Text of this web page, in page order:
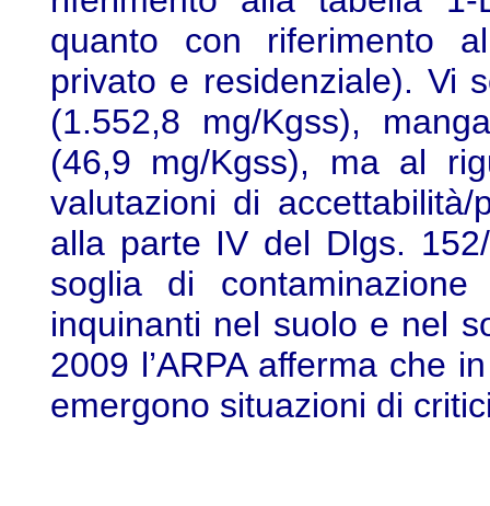
quanto con riferimento
privato e residenziale). Vi
(1.552,8 mg/Kgss),
(46,9 mg/Kgss), ma al
valutazioni di accettabilità/
alla parte IV del Dlgs.
soglia di
inquinanti nel suolo e nel
2009 l’ARPA afferma che
emergono situazioni di